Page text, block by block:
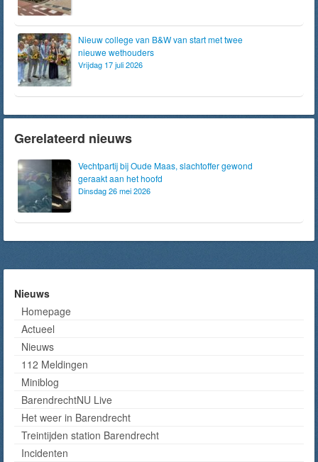
Nieuw college van B&W van start met twee
nieuwe wethouders
Vrijdag 17 juli 2026
Gerelateerd nieuws
Vechtpartij bij Oude Maas, slachtoffer gewond
geraakt aan het hoofd
Dinsdag 26 mei 2026
Nieuws
Homepage
Actueel
Nieuws
112 Meldingen
Miniblog
BarendrechtNU Live
Het weer in Barendrecht
Treintijden station Barendrecht
Incidenten